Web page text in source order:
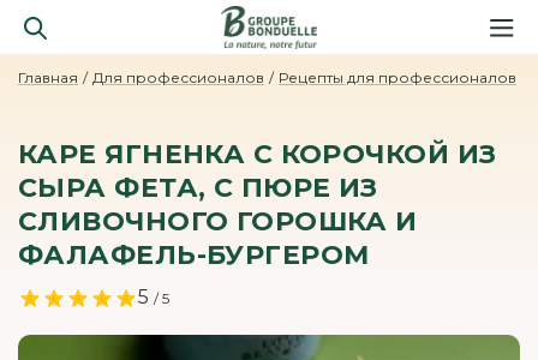
Главная Для профессионалов Рецепты для профессионалов
КАРЕ ЯГНЕНКА С КОРОЧКОЙ ИЗ
СЫРА ФЕТА, С ПЮРЕ ИЗ
СЛИВОЧНОГО ГОРОШКА И
ФАЛАФЕЛЬ-БУРГЕРОМ
5 / 5